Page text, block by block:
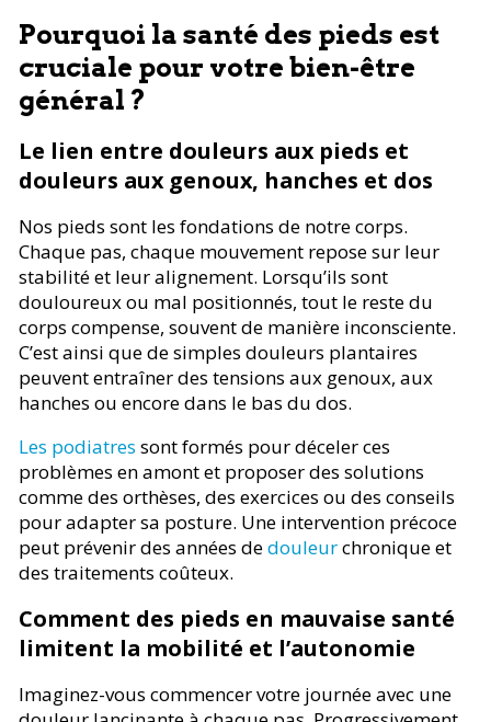
Pourquoi la santé des pieds est
cruciale pour votre bien-être
général ?
Le lien entre douleurs aux pieds et
douleurs aux genoux, hanches et dos
Nos pieds sont les fondations de notre corps.
Chaque pas, chaque mouvement repose sur leur
stabilité et leur alignement. Lorsqu’ils sont
douloureux ou mal positionnés, tout le reste du
corps compense, souvent de manière inconsciente.
C’est ainsi que de simples douleurs plantaires
peuvent entraîner des tensions aux genoux, aux
hanches ou encore dans le bas du dos.
Les podiatres sont formés pour déceler ces
problèmes en amont et proposer des solutions
comme des orthèses, des exercices ou des conseils
pour adapter sa posture. Une intervention précoce
peut prévenir des années dedouleurchronique et
des traitements coûteux.
Comment des pieds en mauvaise santé
limitent la mobilité et l’autonomie
Imaginez-vous commencer votre journée avec une